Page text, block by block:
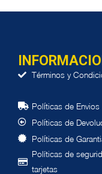
Términos y
Políticas de Envios
Políticas de
Políticas de
Políticas de
tarjetas